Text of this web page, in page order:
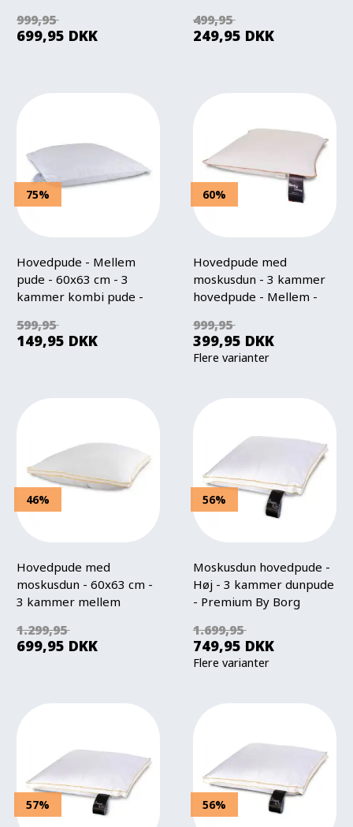
Of Scandivavia
999,95
699,95 DKK
499,95
249,95 DKK
75%
Hovedpude - Mellem
pude - 60x63 cm - 3
kammer kombi pude -
599,95
149,95 DKK
60%
Hovedpude med
moskusdun - 3 kammer
hovedpude - Mellem -
999,95
399,95 DKK
Flere varianter
46%
Hovedpude med
moskusdun - 60x63 cm -
3 kammer mellem
Borg
1.299,95
699,95 DKK
56%
Moskusdun hovedpude -
Høj - 3 kammer dunpude
- Premium By Borg
1.699,95
749,95 DKK
Flere varianter
57% 56%